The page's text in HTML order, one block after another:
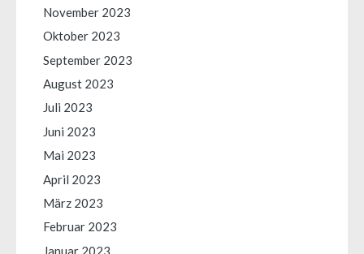
November 2023
Oktober 2023
September 2023
August 2023
Juli 2023
Juni 2023
Mai 2023
April 2023
März 2023
Februar 2023
Januar 2023